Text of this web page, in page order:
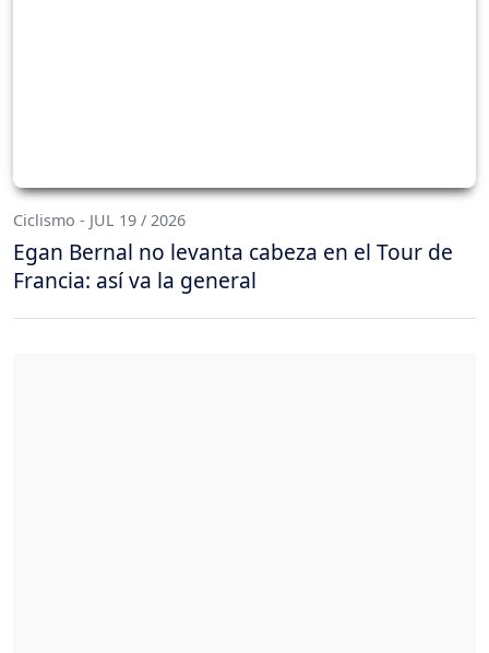
Ciclismo - JUL 19 / 2026
Egan Bernal no levanta cabeza en el Tour de
Francia: así va la general